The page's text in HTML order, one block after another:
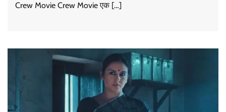
Crew Movie Crew Movie एक […]